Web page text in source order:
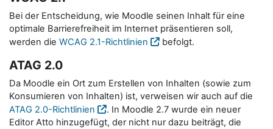
Bei der Entscheidung, wie Moodle seinen Inhalt für eine
optimale Barrierefreiheit im Internet präsentieren soll,
werden die WCAG 2.1-Richtlinien befolgt.
ATAG 2.0
Da Moodle ein Ort zum Erstellen von Inhalten (sowie zum
Konsumieren von Inhalten) ist, verweisen wir auch auf die
ATAG 2.0-Richtlinien
. In Moodle 2.7 wurde ein neuer
Editor Atto hinzugefügt, der nicht nur dazu beiträgt, die